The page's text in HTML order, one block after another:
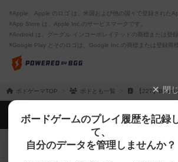
※Apple、Apple のロゴ は、米国および他の国々で登録された
※App Store は、Apple Inc.のサービスマークです。
※Android は、グーグル インコーポレイテッドの商標または登録
※Google Play とそのロゴは、Google Inc.の商標または登録商標
ボドゲーマTOP ボドとも一覧 【227】Board
閉
ボードゲームのプレイ履歴を記録
て、
自分のデータを管理しませんか？
ボドゲーマTOP
ボードゲームを検索する